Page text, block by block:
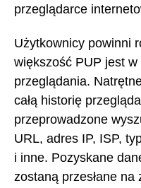
przeglądarce
Użytkownicy powinni
większość PUP jest
przeglądania.
całą historię
przeprowadzone
URL, adres IP, ISP,
i inne. Pozyskane
zostaną przesłane